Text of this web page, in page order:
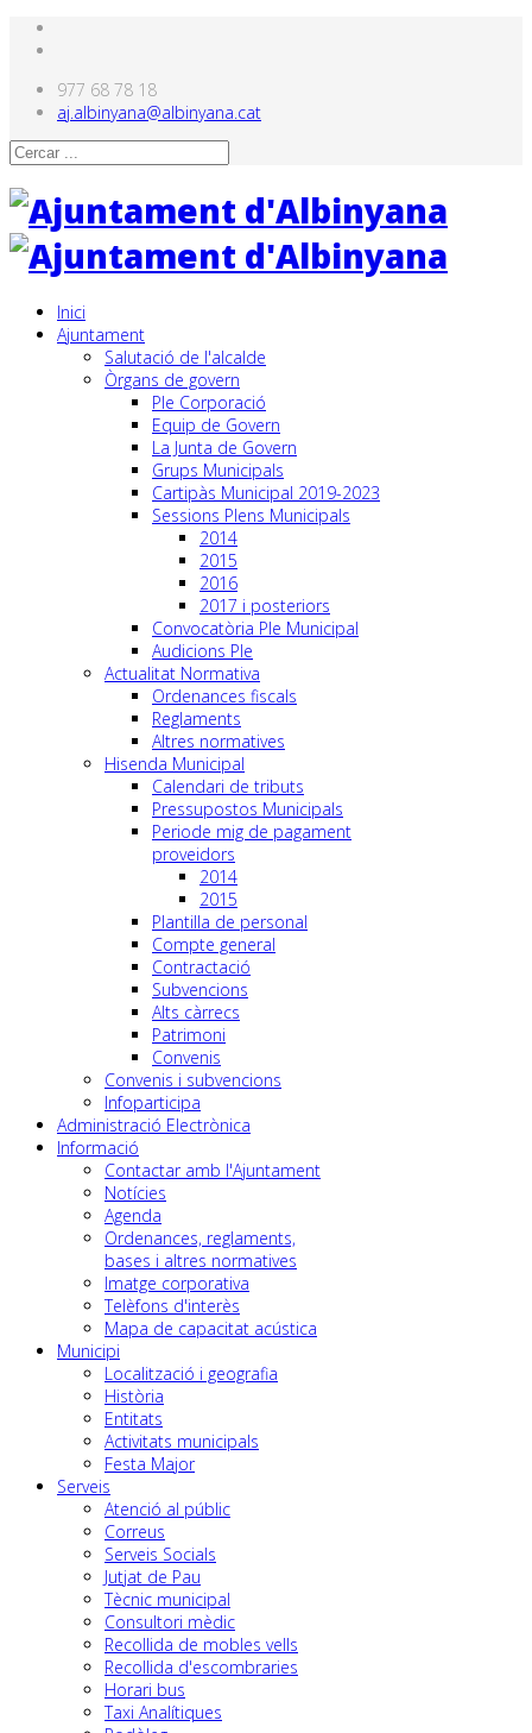
977 68 78 18
aj.albinyana@albinyana.cat
Inici
Ajuntament
Salutació de l'alcalde
Òrgans de govern
Ple Corporació
Equip de Govern
La Junta de Govern
Grups Municipals
Cartipàs Municipal 2019-2023
Sessions Plens Municipals
2014
2015
2016
2017 i posteriors
Convocatòria Ple Municipal
Audicions Ple
Actualitat Normativa
Ordenances fiscals
Reglaments
Altres normatives
Hisenda Municipal
Calendari de tributs
Pressupostos Municipals
Periode mig de pagament
proveidors
2014
2015
Plantilla de personal
Compte general
Contractació
Subvencions
Alts càrrecs
Patrimoni
Convenis
Convenis i subvencions
Infoparticipa
Administració Electrònica
Informació
Contactar amb l'Ajuntament
Notícies
Agenda
Ordenances, reglaments,
bases i altres normatives
Imatge corporativa
Telèfons d'interès
Mapa de capacitat acústica
Municipi
Localització i geografia
Història
Entitats
Activitats municipals
Festa Major
Serveis
Atenció al públic
Correus
Serveis Socials
Jutjat de Pau
Tècnic municipal
Consultori mèdic
Recollida de mobles vells
Recollida d'escombraries
Horari bus
Taxi Analítiques